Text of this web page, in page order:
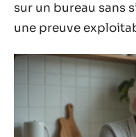
sur un bureau sans
une preuve